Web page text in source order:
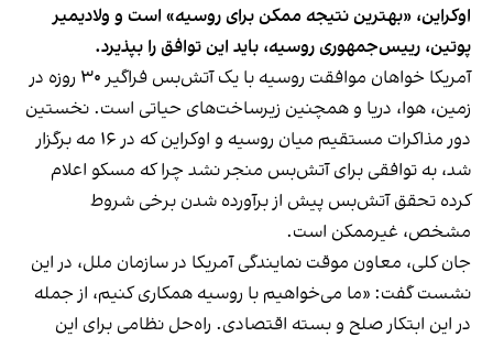
اوکراین، «بهترین نتیجه ممکن برای روسیه» است و ولادیمیر
پوتین، رییس‌جمهوری روسیه، باید این توافق را بپذیرد.
آمریکا خواهان موافقت روسیه با یک آتش‌بس فراگیر ۳۰ روزه در
زمین، هوا، دریا و همچنین زیرساخت‌های حیاتی است. نخستین
دور مذاکرات مستقیم میان روسیه و اوکراین که در ۱۶ مه برگزار
شد، به توافقی برای آتش‌بس منجر نشد چرا که مسکو اعلام
کرده تحقق آتش‌بس پیش از برآورده شدن برخی شروط
مشخص، غیرممکن است.
جان کلی، معاون موقت نمایندگی آمریکا در سازمان ملل، در این
نشست گفت: «ما می‌خواهیم با روسیه همکاری کنیم، از جمله
در این ابتکار صلح و بسته اقتصادی. راه‌حل نظامی برای این